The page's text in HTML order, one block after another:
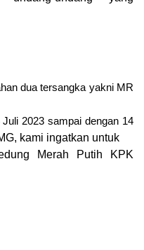
dua tersangka yakni MR
2023 sampai dengan 14
kami ingatkan untuk
Merah Putih KPK